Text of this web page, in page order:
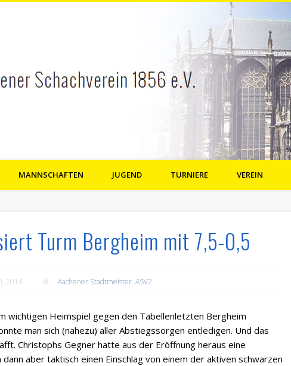
MANNSCHAFTEN JUGEND TURNIERE VEREIN
Turm Bergheim mit 7,5-0,5
2014 Aachener Stadtmeister,ASV2
wichtigen Heimspiel gegen den Tabellenletzten Bergheim
man sich (nahezu) aller Abstiegssorgen entledigen. Und das
Christophs Gegner hatte aus der Eröffnung heraus eine
aber taktisch einen Einschlag von einem der aktiven schwarzen